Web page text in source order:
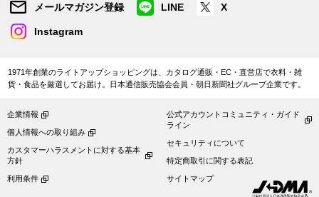
おすすめ特集
【特集】
メールマガジン登録 LINE X
Instagram
1971年創業のライトアップショッピングは、カタログ通販・EC・直営店で衣料・雑
貨・食品を厳選してお届け。日本通信販売協会会員・朝日新聞社グループ企業です。
企業情報
個人情報への取り組み
カスタマーハラスメントに対する基本
方針
利用条件
公式アカウントコミュニティ・ガイド
ライン
セキュリティについて
特定商取引に関する表記
サイトマップ